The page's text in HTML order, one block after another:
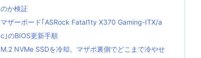
のか検証
マザーボード｢ASRock Fatal1ty X370 Gaming-ITX/a
c｣のBIOS更新手順
M.2 NVMe SSDを冷却。マザボ裏側でどこまで冷やせ